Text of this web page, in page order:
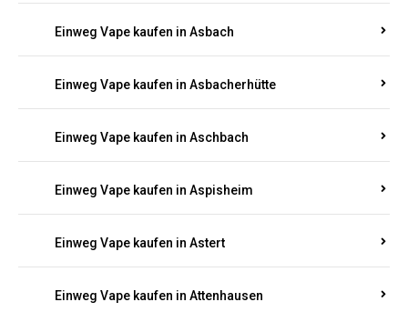
Einweg Vape kaufen in Asbach
Einweg Vape kaufen in Asbacherhütte
Einweg Vape kaufen in Aschbach
Einweg Vape kaufen in Aspisheim
Einweg Vape kaufen in Astert
Einweg Vape kaufen in Attenhausen